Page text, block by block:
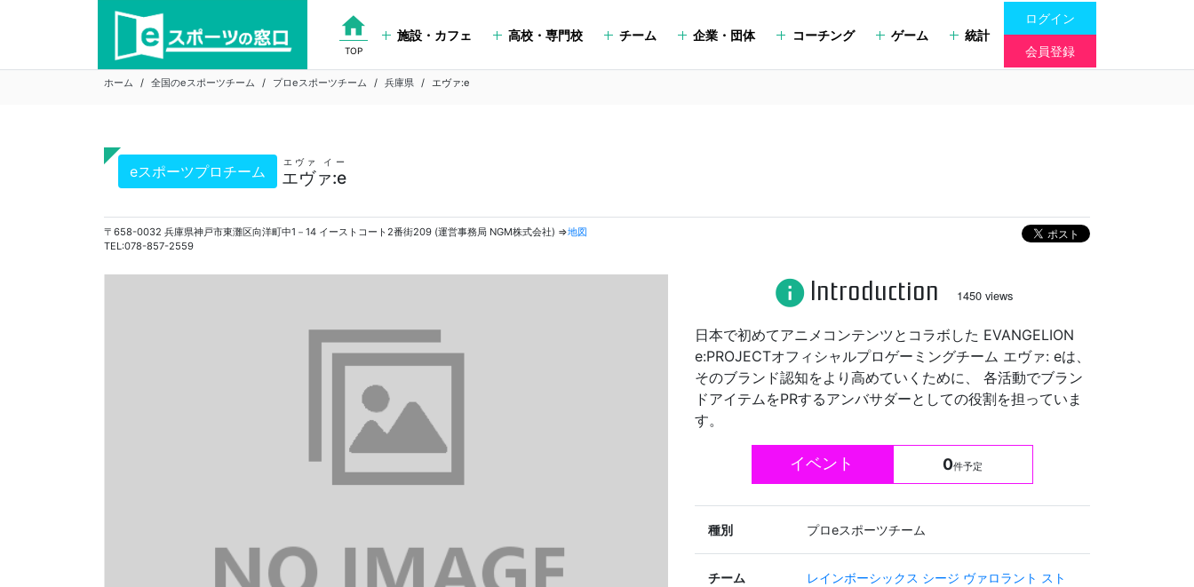
home
TOP
施設・カフェ 高校・専門校 チーム 企業・団体 コーチング ゲーム 統計
ログイン
会員登録
ホーム 全国のeスポーツチーム プロeスポーツチーム 兵庫県 エヴァ:e
eスポーツプロチーム エヴァ:e
エヴァ イー
〒658-0032 兵庫県神戸市東灘区向洋町中1－14 イーストコート2番街209 (運営事務局 NGM株式会社) ⇒地図
TEL:078-857-2559
info Introduction 1450 views
日本で初めてアニメコンテンツとコラボした EVANGELION
e:PROJECTオフィシャルプロゲーミングチーム エヴァ: eは、
そのブランド認知をより高めていくために、 各活動でブラン
ドアイテムをPRするアンバサダーとしての役割を担っていま
す。
イベント 0件予定
種別 プロeスポーツチーム
チーム レインボーシックス シージ ヴァロラント スト